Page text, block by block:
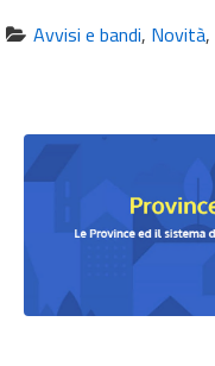
Avvisi e bandi, Novità,